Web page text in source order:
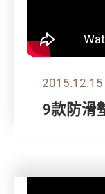
2015.12.15
9款防滑